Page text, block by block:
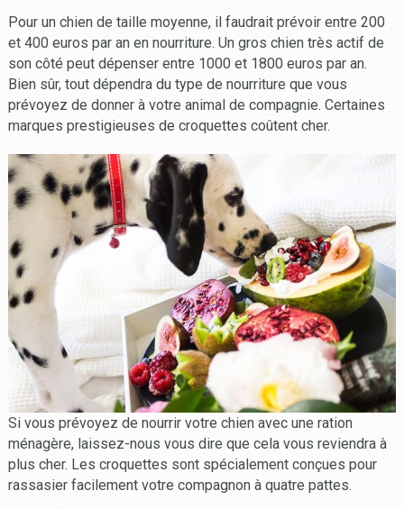
Pour un chien de taille moyenne, il faudrait prévoir entre 200
et 400 euros par an en nourriture. Un gros chien très actif de
son côté peut dépenser entre 1000 et 1800 euros par an.
Bien sûr, tout dépendra du type de nourriture que vous
prévoyez de donner à votre animal de compagnie. Certaines
marques prestigieuses de croquettes coûtent cher.
Si vous prévoyez de nourrir votre chien avec une ration
ménagère, laissez-nous vous dire que cela vous reviendra à
plus cher. Les croquettes sont spécialement conçues pour
rassasier facilement votre compagnon à quatre pattes.